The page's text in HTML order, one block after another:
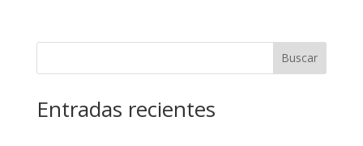
Buscar
Entradas recientes